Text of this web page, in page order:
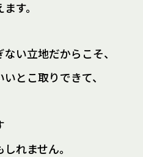
す。
い立地だからこそ、
とこ取りできて、
れません。